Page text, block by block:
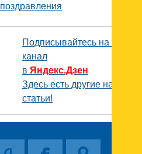
поздравления
Подписывайтесь на наш
канал
в Яндекс.Дзен
Здесь есть другие наши
статьи!